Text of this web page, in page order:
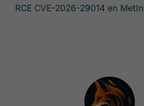
RCE CVE-2026-29014 en